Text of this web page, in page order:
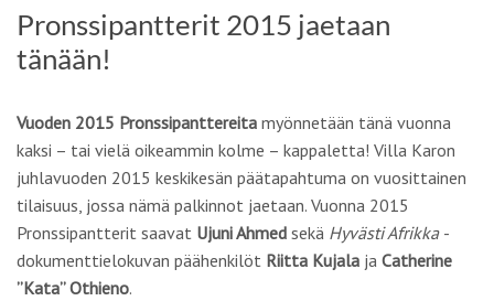
Pronssipantterit 2015 jaetaan
tänään!
Vuoden 2015 Pronssipanttereita myönnetään tänä vuonna
kaksi – tai vielä oikeammin kolme – kappaletta! Villa Karon
juhlavuoden 2015 keskikesän päätapahtuma on vuosittainen
tilaisuus, jossa nämä palkinnot jaetaan. Vuonna 2015
Pronssipantterit saavat Ujuni Ahmed sekä Hyvästi Afrikka -
dokumenttielokuvan päähenkilöt Riitta Kujala ja Catherine
”Kata” Othieno.